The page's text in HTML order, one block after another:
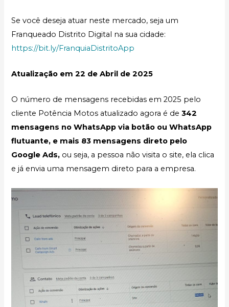
Se você deseja atuar neste mercado, seja um
Franqueado Distrito Digital na sua cidade:
https://bit.ly/FranquiaDistritoApp
Atualização em 22 de Abril de 2025
O número de mensagens recebidas em 2025 pelo
cliente Potência Motos atualizado agora é de 342
mensagens no WhatsApp via botão ou WhatsApp
flutuante, e mais 83 mensagens direto pelo
Google Ads, ou seja, a pessoa não visita o site, ela clica
e já envia uma mensagem direto para a empresa.